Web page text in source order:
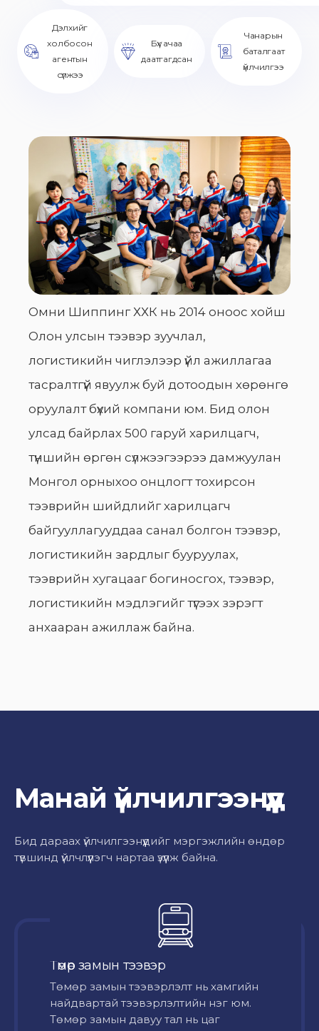
Дэлхийг
холбосон
агентын
сүлжээ
Бүх ачаа
даатгагдсан
Чанарын
баталгаат
үйлчилгээ
Омни Шиппинг ХХК нь 2014 оноос хойш
Олон улсын тээвэр зуучлал,
логистикийн чиглэлээр үйл ажиллагаа
тасралтгүй явуулж буй дотоодын хөрөнгө
оруулалт бүхий компани юм. Бид олон
улсад байрлах 500 гаруй харилцагч,
түншийн өргөн сүлжээгээрээ дамжуулан
Монгол орныхоо онцлогт тохирсон
тээврийн шийдлийг харилцагч
байгууллагууддаа санал болгон тээвэр,
логистикийн зардлыг бууруулах,
тээврийн хугацааг богиносгох, тээвэр,
логистикийн мэдлэгийг түгээх зэрэгт
анхааран ажиллаж байна.
Манай үйлчилгээнүүд
Бид дараах үйлчилгээнүүдийг мэргэжлийн өндөр
түвшинд үйлчлүүлэгч нартаа үзүүлж байна.
Төмөр замын тээвэр
Төмөр замын тээвэрлэлт нь хамгийн
найдвартай тээвэрлэлтийн нэг юм.
Төмөр замын давуу тал нь цаг